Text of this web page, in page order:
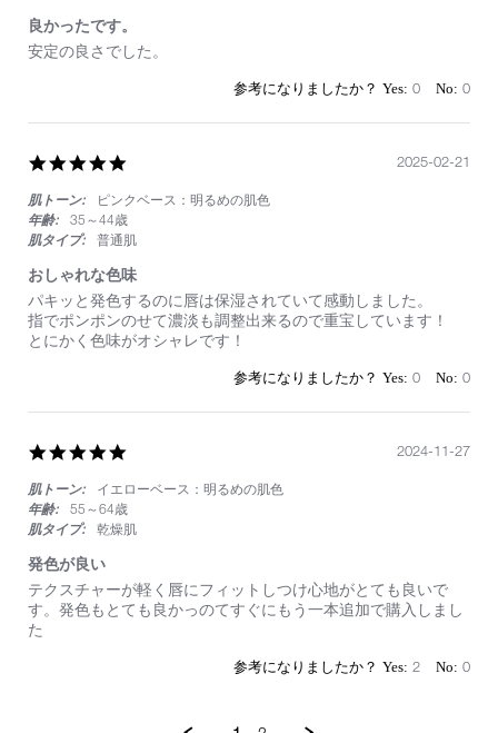
良かったです。
Review
Aug
review
っ
で
安定の良さでした。
0 0
rating
肌トーン:
ピンクベース：明るめの肌色
年齢:
35～44歳
肌タイプ:
普通肌
おしゃれな色味
Review
by
on
review
stating
お
な
味
パキッと発色するのに唇は保湿されていて感動しました。
指でポンポンのせて濃淡も調整出来るので重宝しています！
とにかく色味がオシャレです！
2025-02-21
0 0
rating
肌トーン:
イエローベース：明るめの肌色
年齢:
55～64歳
肌タイプ:
乾燥肌
発色が良い
Review
by
on
review
stating
発
テクスチャーが軽く唇にフィットしつけ心地がとても良いで
す。発色もとても良かっのてすぐにもう一本追加で購入しまし
た
2024-11-27
2 0